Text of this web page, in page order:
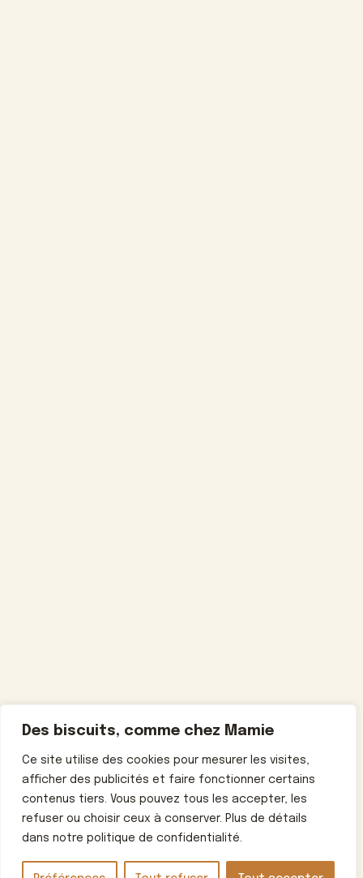
Des biscuits, comme chez Mamie
Ce site utilise des cookies pour mesurer les visites,
afficher des publicités et faire fonctionner certains
contenus tiers. Vous pouvez tous les accepter, les
refuser ou choisir ceux à conserver. Plus de détails
dans notre politique de confidentialité.